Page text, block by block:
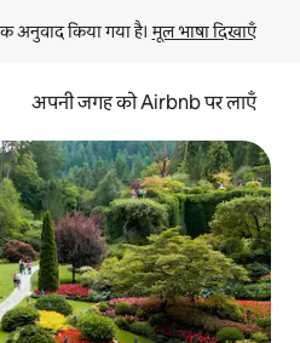
अनुवाद किया गया है। मूल भाषा दिखाएँ
अपनी जगह को Airbnb पर लाएँ